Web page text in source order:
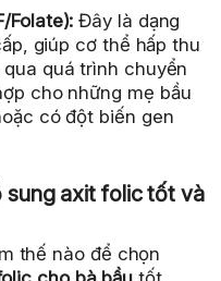
Folate): Đây là dạng
giúp cơ thể hấp thu
quá trình chuyển
cho những mẹ bầu
có đột biến gen
sung axit folic tốt và
thế nào để chọn